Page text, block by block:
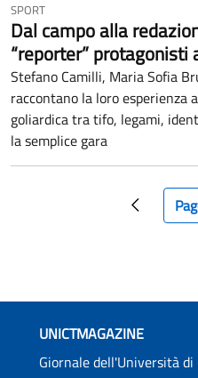
SPORT
Dal campo alla
“reporter” protagonisti
Stefano Camilli, Maria Sofia
raccontano la loro esperienza
goliardica tra tifo, legami,
la semplice gara
Pagina
UNICTMAGAZINE
Giornale dell'Università di